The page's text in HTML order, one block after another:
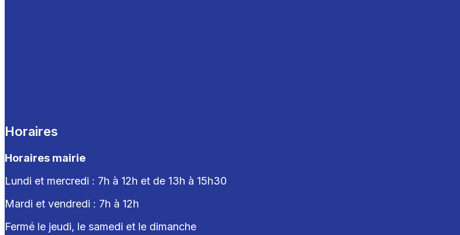
Horaires
Horaires mairie
Lundi et mercredi : 7h à 12h et de 13h à 15h30
Mardi et vendredi : 7h à 12h
Fermé le jeudi, le samedi et le dimanche